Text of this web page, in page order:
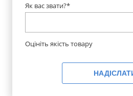
Як вас звати?*
Оцініть якість товару